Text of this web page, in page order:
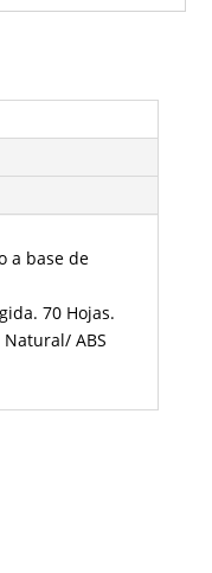
a base de
70 Hojas.
ABS